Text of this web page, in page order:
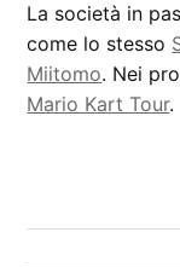
La società in
come lo stesso
Miitomo. Nei
Mario Kart Tour.